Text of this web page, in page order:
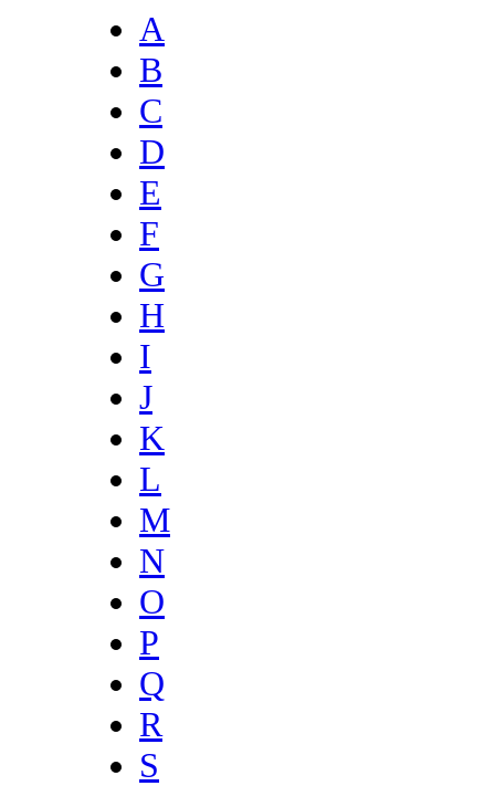
A
B
C
D
E
F
G
H
I
J
K
L
M
N
O
P
Q
R
S